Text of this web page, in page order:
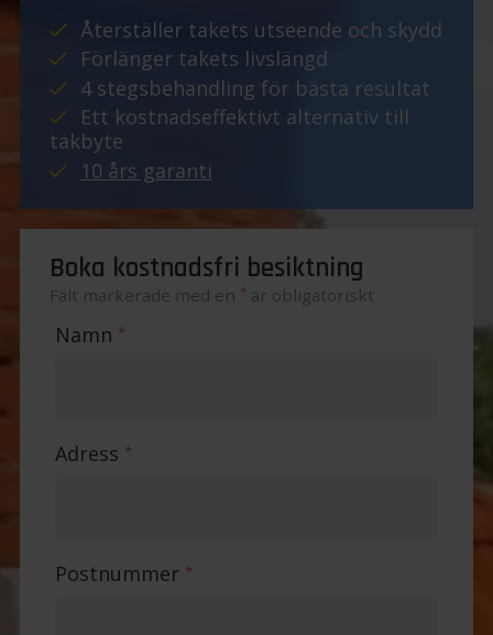
Återställer takets utseende och skydd
Förlänger takets livslängd
4 stegsbehandling för bästa resultat
Ett kostnadseffektivt alternativ till
takbyte
10 års garanti
Boka kostnadsfri besiktning
Fält markerade med en * är obligatoriskt
Namn *
Adress *
Postnummer *